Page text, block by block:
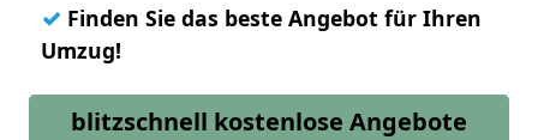
✓ Finden Sie das beste Angebot für Ihren
Umzug!
blitzschnell kostenlose Angebote